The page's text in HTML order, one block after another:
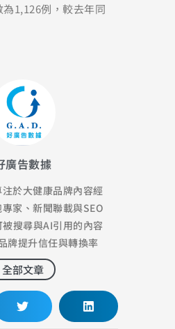
1,126例，較去年同
廣告數據
於大健康品牌內容經
家、新聞聯載與SEO
搜尋與AI引用的內容
牌提升信任與轉換率
全部文章